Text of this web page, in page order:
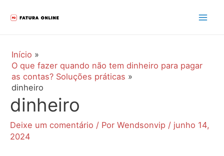
para
conteúdo
Início
O que fazer quando não tem dinheiro para pagar
as contas? Soluções práticas
dinheiro
dinheiro
Deixe um comentário / Por Wendsonvip / junho 14,
2024